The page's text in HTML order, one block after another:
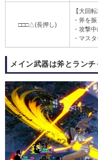
□□□△(長押し)
【大回転
・斧を
・攻撃
・マス
メイン武器は斧とランチ